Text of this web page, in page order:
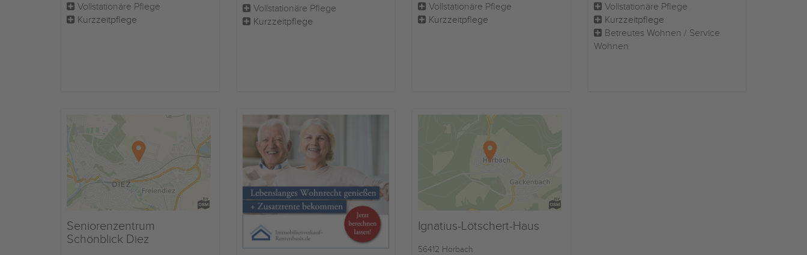
Vollstationäre Pflege
Kurzzeitpflege
Vollstationäre Pflege
Kurzzeitpflege
Vollstationäre Pflege
Kurzzeitpflege
Vollstationäre Pflege
Kurzzeitpflege
Betreutes Wohnen / Service
Wohnen
Seniorenzentrum
Schönblick Diez
Ignatius-Lötschert-Haus
56412 Horbach